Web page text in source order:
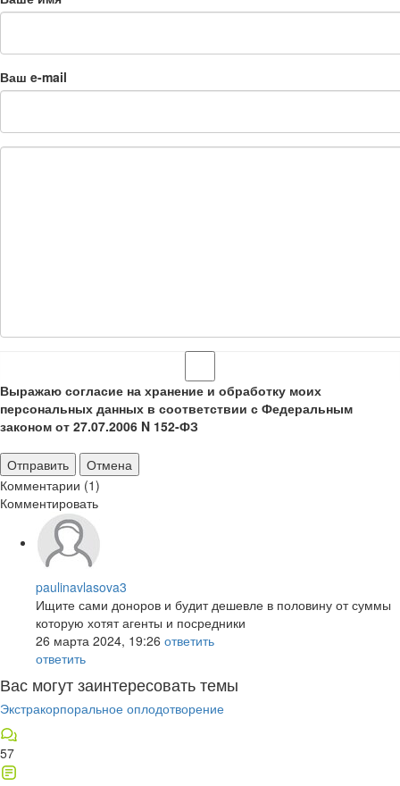
Ваш e-mail
Выражаю согласие на хранение и обработку моих
персональных данных в соответствии с Федеральным
законом от 27.07.2006 N 152-ФЗ
Отправить
Отмена
Комментарии (1)
Комментировать
paulinavlasova3
Ищите сами доноров и будит дешевле в половину от суммы
которую хотят агенты и посредники
26 марта 2024, 19:26 ответить
ответить
Вас могут заинтересовать темы
Экстракорпоральное оплодотворение
57